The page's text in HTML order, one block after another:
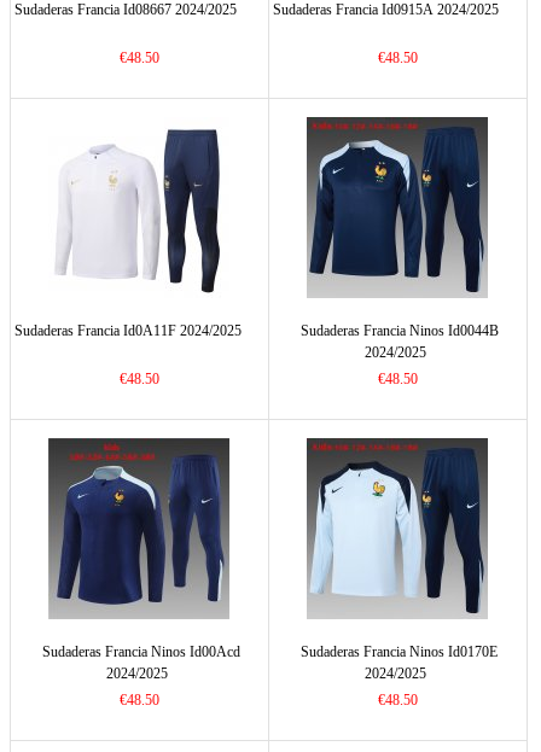
Sudaderas Francia Id08667 2024/2025
€48.50
Sudaderas Francia Id0915A 2024/2025
€48.50
Sudaderas Francia Id0A11F 2024/2025
€48.50
Sudaderas Francia Ninos Id0044B
2024/2025
€48.50
Sudaderas Francia Ninos Id00Acd
2024/2025
€48.50
Sudaderas Francia Ninos Id0170E
2024/2025
€48.50